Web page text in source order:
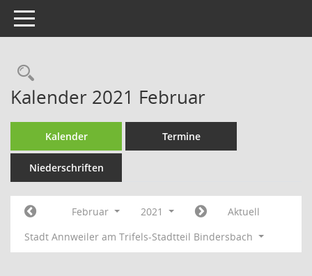
Toggle navigation
Rechercheauswahl
Kalender 2021 Februar
Kalender Termine
Niederschriften
Februar 2021
Aktuell
Stadt Annweiler am Trifels-Stadtteil Bindersbach